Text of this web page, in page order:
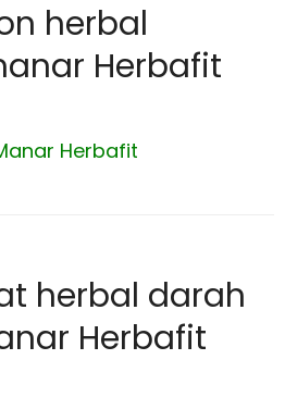
herbal
Herbafit
Herbafit
herbal darah
Herbafit